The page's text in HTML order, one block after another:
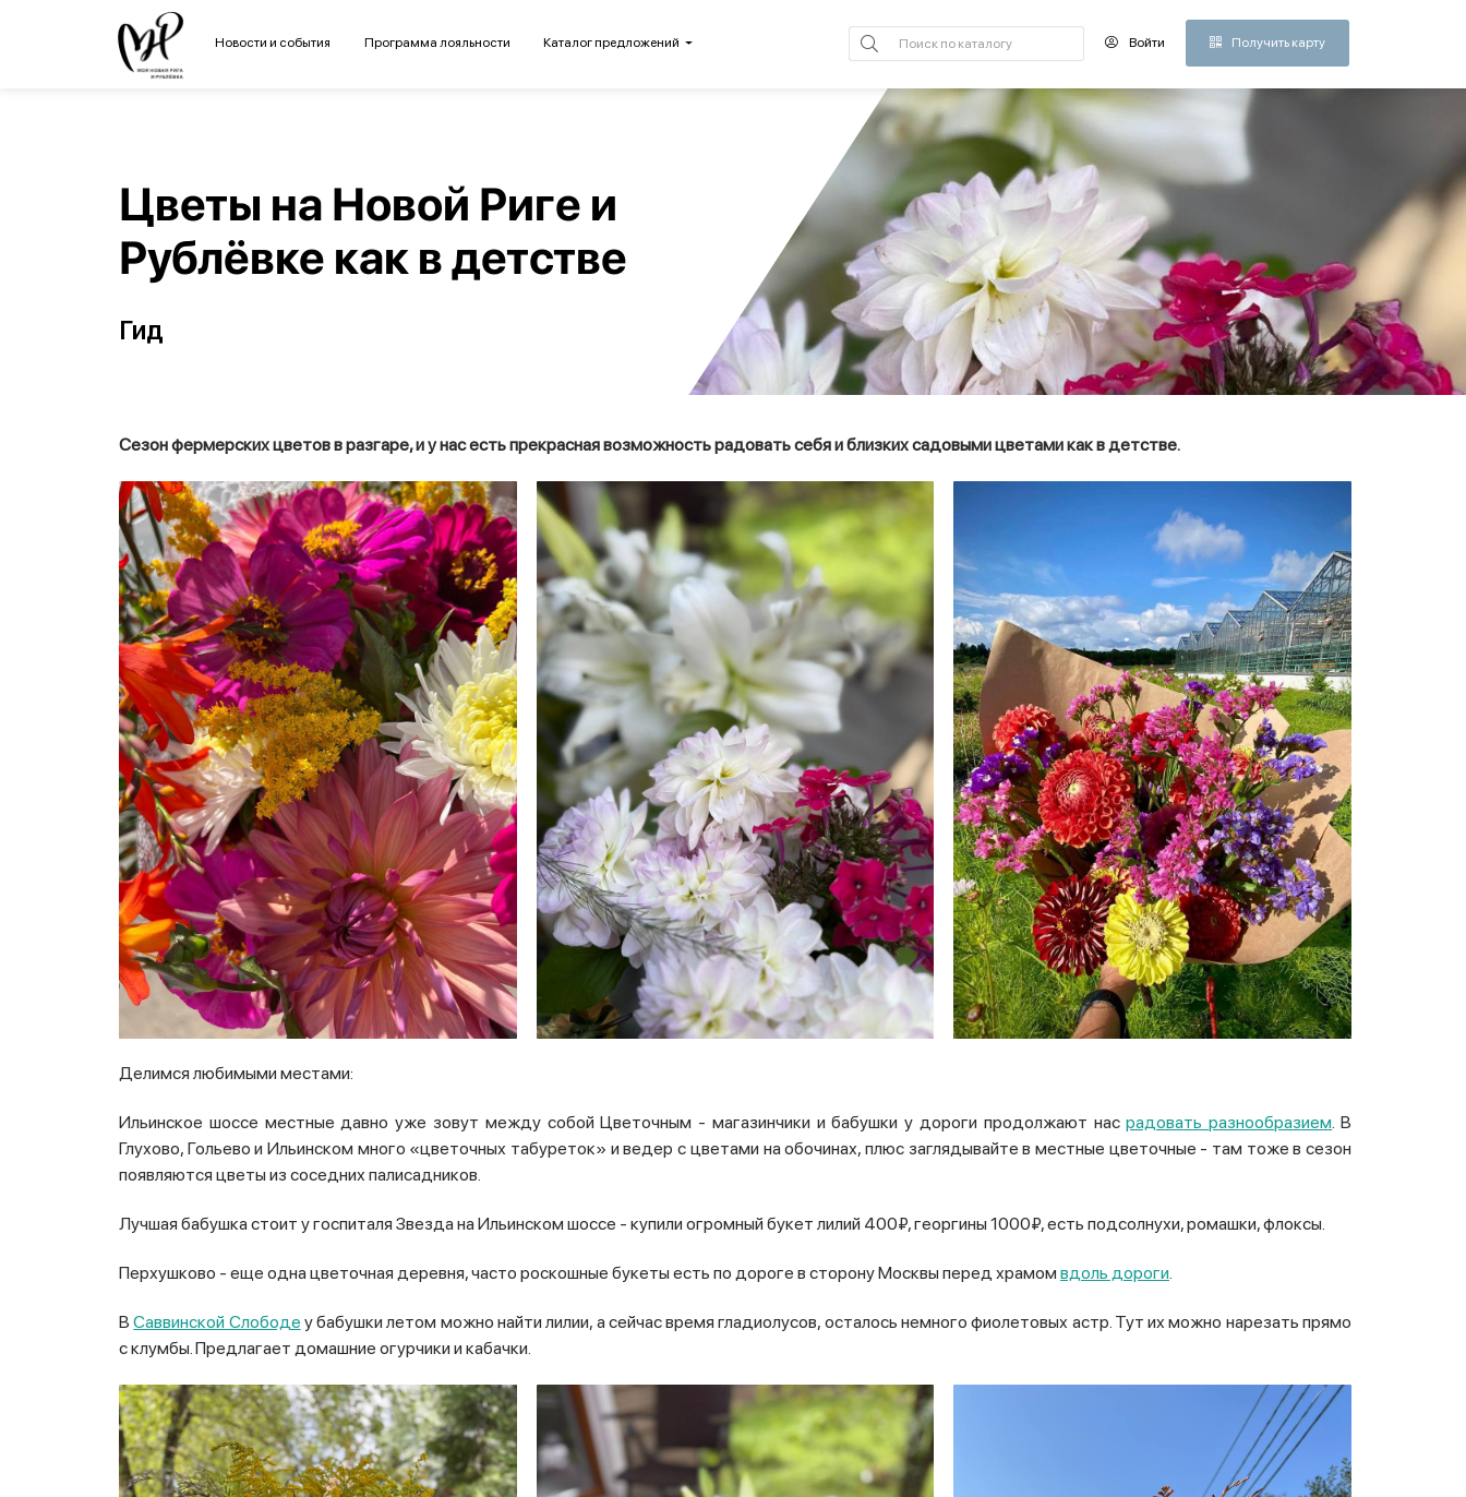
Войти Получить карту
Новости и события Программа лояльности Каталог предложений
Цветы на Новой Риге и
Рублёвке как в детстве
Гид
Сезон фермерских цветов в разгаре, и у нас есть прекрасная возможность радовать себя и близких садовыми цветами как в детстве.
Делимся любимыми местами:
Ильинское шоссе местные давно уже зовут между собой Цветочным - магазинчики и бабушки у дороги продолжают насрадовать разнообразием . В
Глухово, Гольево и Ильинском много «цветочных табуреток» и ведер с цветами на обочинах, плюс заглядывайте в местные цветочные - там тоже в сезон
появляются цветы из соседних палисадников.
Лучшая бабушка стоит у госпиталя Звезда на Ильинском шоссе - купили огромный букет лилий 400₽, георгины 1000₽, есть подсолнухи, ромашки, флоксы.
Перхушково - еще одна цветочная деревня, часто роскошные букеты есть по дороге в сторону Москвы перед храмом вдоль дороги
ВСаввинской Слободе у бабушки летом можно найти лилии, а сейчас время гладиолусов, осталось немного фиолетовых астр. Тут их можно нарезать прямо
с клумбы. Предлагает домашние огурчики и кабачки.